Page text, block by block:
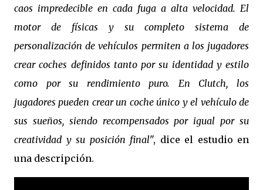
caos impredecible en cada fuga a alta velocidad. El
motor de físicas y su completo sistema de
personalización de vehículos permiten a los jugadores
crear coches definidos tanto por su identidad y estilo
como por su rendimiento puro. En Clutch, los
jugadores pueden crear un coche único y el vehículo de
sus sueños, siendo recompensados ​​por igual por su
creatividad y su posición final", dice el estudio en
una descripción.